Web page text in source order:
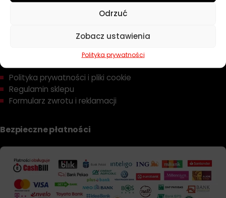
Odrzuć
Zobacz ustawienia
Polityka prywatności
Polityka prywatności i pliki cookie
Regulamin sklepu
Formularz zwrotu i reklamacji
Bezpieczne płatności